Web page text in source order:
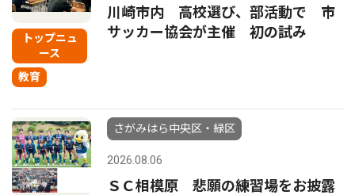
トップニュ
ース
教育
川崎市内 高校選び、部活動で 市
サッカー協会が主催 初の試み
さがみはら中央区・緑区
2026.08.06
ＳＣ相模原 悲願の練習場をお披露